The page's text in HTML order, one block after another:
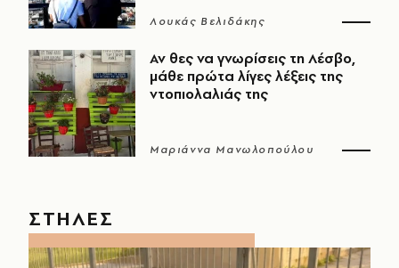
Λουκάς Βελιδάκης
Αν θες να γνωρίσεις τη Λέσβο,
μάθε πρώτα λίγες λέξεις της
ντοπιολαλιάς της
Μαριάννα Μανωλοπούλου
ΣΤΗΛΕΣ